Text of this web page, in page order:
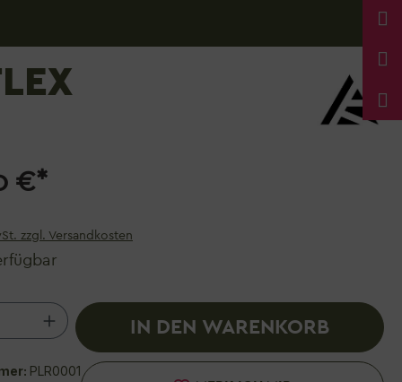
€*
zzgl. Versandkosten
Gib den gewünschten Wert
IN DEN WARENKORB
PLR0001